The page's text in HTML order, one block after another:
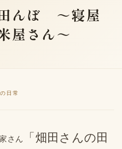
んぼ ～寝屋
屋さん～
日常
さん
「畑田さんの田